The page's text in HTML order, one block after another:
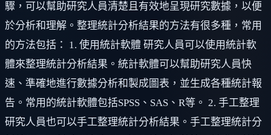
驟，可以幫助研究人員清楚且有效地呈現研究數據，以便
於分析和理解。整理統計分析結果的方法有很多種，常用
的方法包括： 1. 使用統計軟體 研究人員可以使用統計軟
體來整理統計分析結果。統計軟體可以幫助研究人員快
速、準確地進行數據分析和製成圖表，並生成各種統計報
告。常用的統計軟體包括SPSS、SAS、R等。 2. 手工整理
研究人員也可以手工整理統計分析結果。手工整理統計分